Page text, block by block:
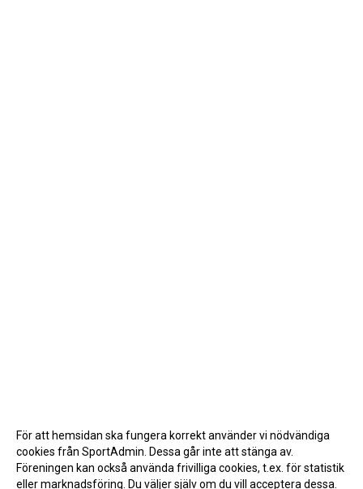
För att hemsidan ska fungera korrekt använder vi nödvändiga
cookies från SportAdmin. Dessa går inte att stänga av.
Föreningen kan också använda frivilliga cookies, t.ex. för statistik
eller marknadsföring. Du väljer själv om du vill acceptera dessa.